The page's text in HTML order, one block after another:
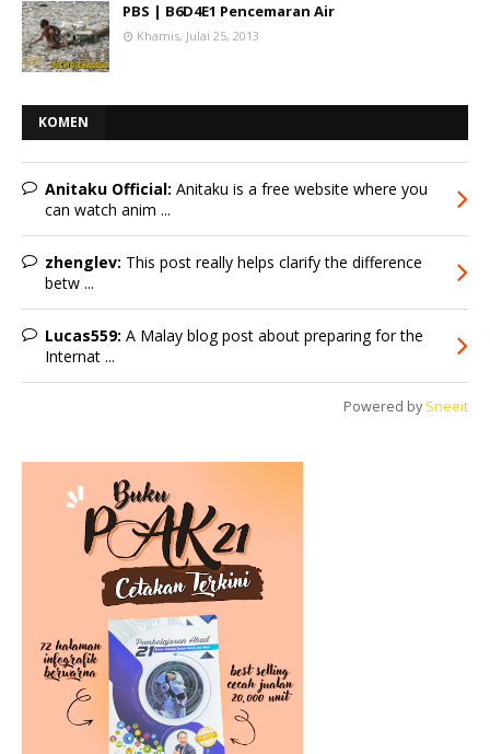
PBS | B6D4E1 Pencemaran Air
Khamis, Julai 25, 2013
KOMEN
Anitaku Official: Anitaku is a free website where you
can watch anim ...
zhenglev: This post really helps clarify the difference
betw ...
Lucas559: A Malay blog post about preparing for the
Internat ...
Powered by Sneeit